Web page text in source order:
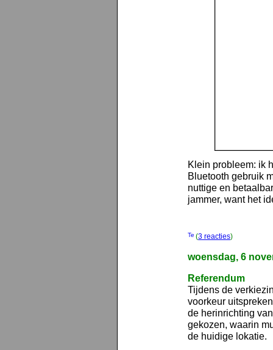
Klein probleem: ik
Bluetooth gebruik
nuttige en
jammer, want het
(3 reacties)
woensdag, 6
Referendum
Tijdens de
voorkeur
de herinrichting
gekozen, waarin
de huidige lokatie.